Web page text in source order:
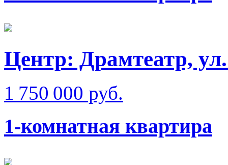
Центр: Драмтеатр,
1 750 000 руб.
1-комнатная квартира